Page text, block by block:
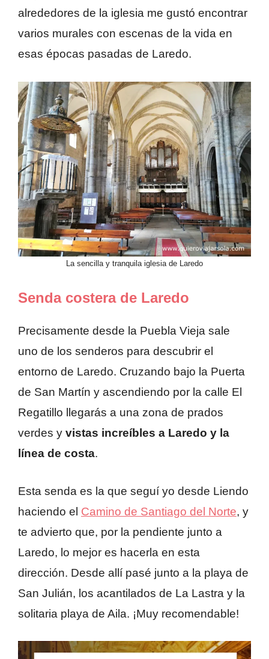
alrededores de la iglesia me gustó encontrar
varios murales con escenas de la vida en
esas épocas pasadas de Laredo.
La sencilla y tranquila iglesia de Laredo
Senda costera de Laredo
Precisamente desde la Puebla Vieja sale
uno de los senderos para descubrir el
entorno de Laredo. Cruzando bajo la Puerta
de San Martín y ascendiendo por la calle El
Regatillo llegarás a una zona de prados
verdes y vistas increíbles a Laredo y la
línea de costa.
Esta senda es la que seguí yo desde Liendo
haciendo el Camino de Santiago del Norte, y
te advierto que, por la pendiente junto a
Laredo, lo mejor es hacerla en esta
dirección. Desde allí pasé junto a la playa de
San Julián, los acantilados de La Lastra y la
solitaria playa de Aila. ¡Muy recomendable!